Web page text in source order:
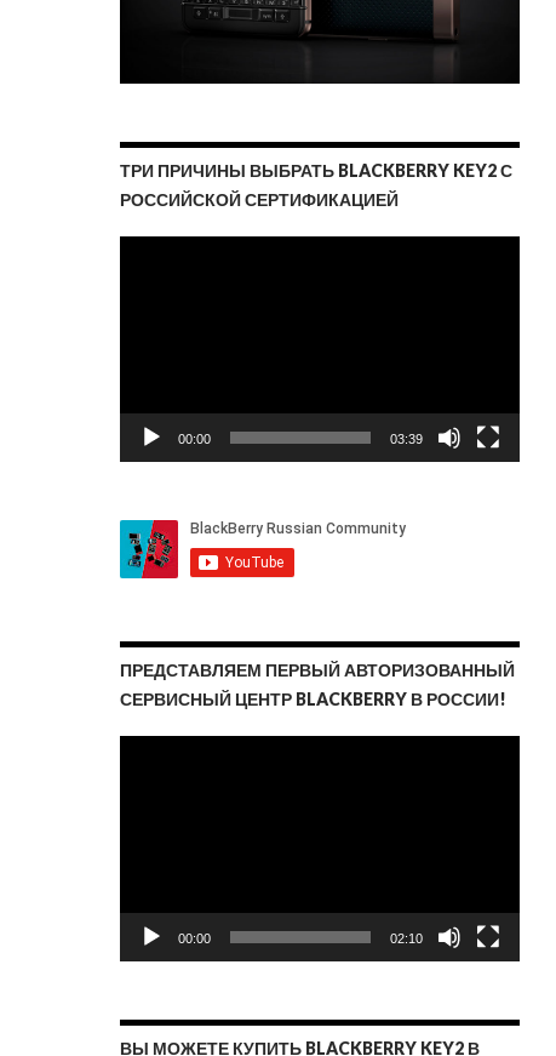
ТРИ ПРИЧИНЫ ВЫБРАТЬ BLACKBERRY KEY2 С
РОССИЙСКОЙ СЕРТИФИКАЦИЕЙ
00:00 03:39
ПРЕДСТАВЛЯЕМ ПЕРВЫЙ АВТОРИЗОВАННЫЙ
СЕРВИСНЫЙ ЦЕНТР BLACKBERRY В РОССИИ!
00:00 02:10
ВЫ МОЖЕТЕ КУПИТЬ BLACKBERRY KEY2 В